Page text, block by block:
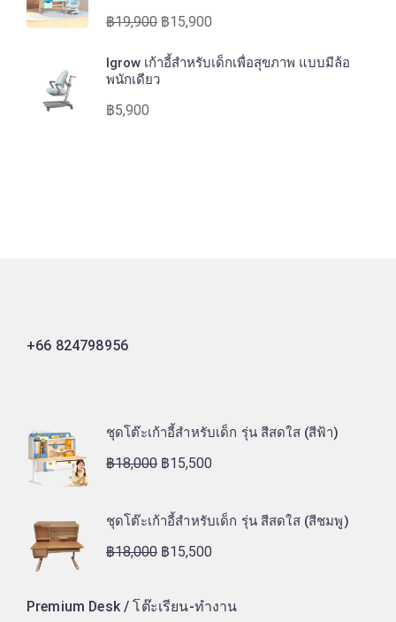
฿19,900 ฿15,900
Igrow เก้าอี้สำหรับเด็กเพื่อสุขภาพ แบบมีล้อ
พนักเดียว
฿5,900
+66 824798956
ชุดโต๊ะเก้าอี้สำหรับเด็ก รุ่น สีสดใส (สีฟ้า)
฿18,000 ฿15,500
ชุดโต๊ะเก้าอี้สำหรับเด็ก รุ่น สีสดใส (สีชมพู)
฿18,000 ฿15,500
Premium Desk / โต๊ะเรียน-ทำงาน